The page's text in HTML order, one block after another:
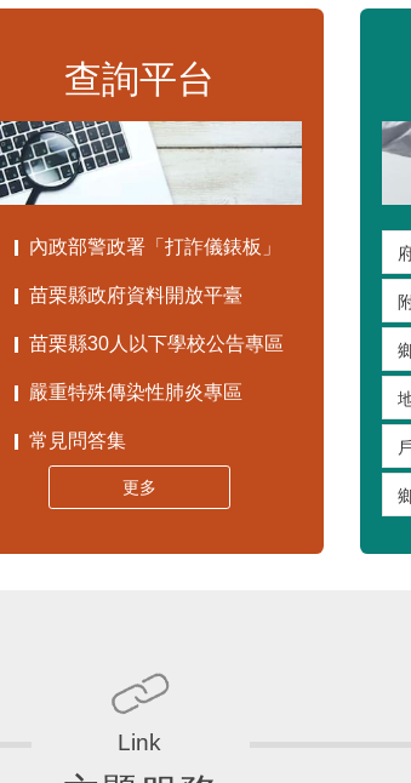
查詢平台
內政部警政署「打詐儀錶板」
苗栗縣政府資料開放平臺
苗栗縣30人以下學校公告專區
嚴重特殊傳染性肺炎專區
常見問答集
更多